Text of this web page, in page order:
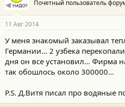
д
а
н
с
т
и
Почетный пользователь
11 Авг 2014
У меня знакомый заказывал
Германии... 2 узбека
дня он все установил... Фирма
так обошлось около 300000...
P.S. Д.Витя писал про водяные